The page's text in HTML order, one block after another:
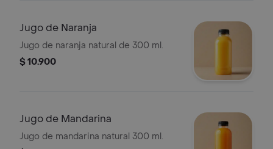
Jugo de Naranja
Jugo de naranja natural de 300 ml.
$ 10.900
Jugo de Mandarina
Jugo de mandarina natural 300 ml.